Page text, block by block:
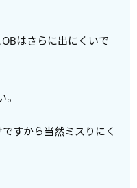
はさらに出にくいで
すから当然ミスりにく